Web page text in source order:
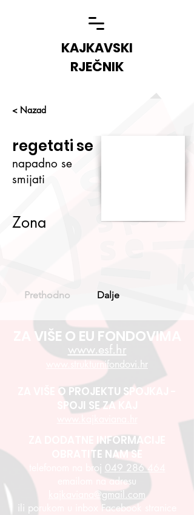
KAJKAVSKI
RJEČNIK
< Nazad
regetati se
napadno se
smijati
Zona
Prethodno Dalje
ZA VIŠE O EU FONDOVIMA
www.esf.hr
www.strukturnifondovi.hr
ZA VIŠE O PROJEKTU SPOJKAJ -
SPOJI SE ZA KAJ
ZA DODATNE INFORMACIJE
OBRATITE NAM SE
telefonom na broj 049 286 464
emailom na adresu
kajkaviana@gmail.com
ili porukom u inbox Facebook stranice